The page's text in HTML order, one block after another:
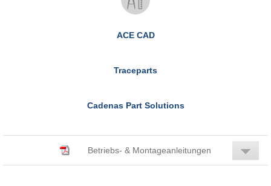
ACE CAD
Traceparts
Cadenas Part Solutions
Betriebs- & Montageanleitungen